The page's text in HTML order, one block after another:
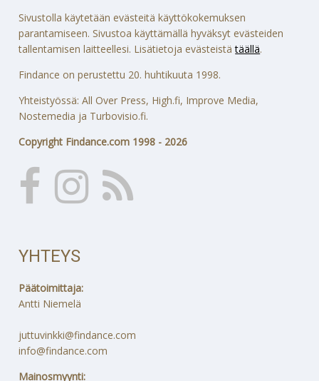
Sivustolla käytetään evästeitä käyttökokemuksen
parantamiseen. Sivustoa käyttämällä hyväksyt evästeiden
tallentamisen laitteellesi. Lisätietoja evästeistätäällä.
Findance on perustettu 20. huhtikuuta 1998.
Yhteistyössä: All Over Press, High.fi, Improve Media,
Nostemedia ja Turbovisio.fi.
Copyright Findance.com 1998 - 2026
YHTEYS
Päätoimittaja:
Antti Niemelä
juttuvinkki@findance.com
info@findance.com
Mainosmyynti: